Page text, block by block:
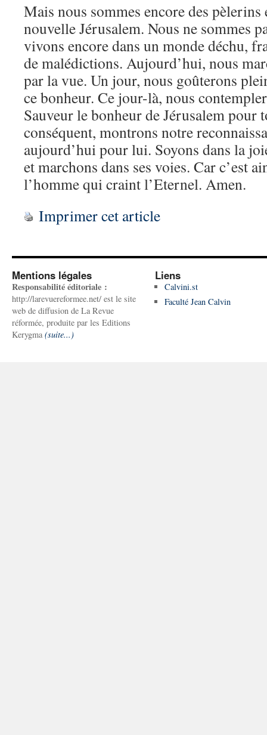
Mais nous sommes encore des pèlerins
nouvelle Jérusalem. Nous ne sommes
vivons encore dans un monde déchu,
de malédictions. Aujourd’hui, nous
par la vue. Un jour, nous goûterons
ce bonheur. Ce jour-là, nous
Sauveur le bonheur de Jérusalem pour
conséquent, montrons notre
aujourd’hui pour lui. Soyons dans la
et marchons dans ses voies. Car c’est
l’homme qui craint l’Eternel. Amen.
Imprimer cet article
Mentions légales
Responsabilité éditoriale :
http://larevuereformee.net/ est le site
web de diffusion de La Revue
réformée, produite par les Editions
Kerygma (suite...)
Liens
Calvini.st
Faculté Jean Calvin